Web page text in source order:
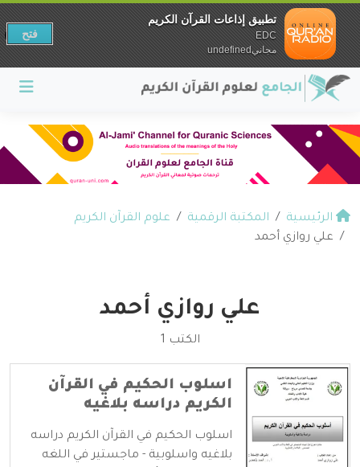
الرئيسية المكتبة الرقمية
علوم القرآن الكريم
علي روازي أحمد
علي روازي أحمد
الكتب 1
اسلوب الحكيم في القرآن
الكريم دراسه بلاغيه
اسلوب الحكيم في القرآن الكريم دراسه
بلاغيه واسلوبية - ماجستير في اللغه
تطبيق إذاعات القرآن الكريم
EDC
مجانيundefined
فتح